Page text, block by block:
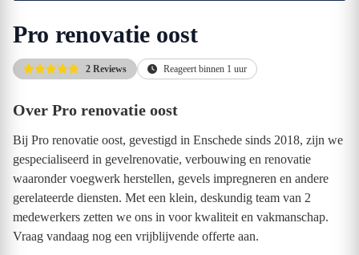
Pro renovatie oost
2 Reviews Reageert binnen 1 uur
Over Pro renovatie oost
Bij Pro renovatie oost, gevestigd in Enschede sinds 2018, zijn we
gespecialiseerd in gevelrenovatie, verbouwing en renovatie
waaronder voegwerk herstellen, gevels impregneren en andere
gerelateerde diensten. Met een klein, deskundig team van 2
medewerkers zetten we ons in voor kwaliteit en vakmanschap.
Vraag vandaag nog een vrijblijvende offerte aan.